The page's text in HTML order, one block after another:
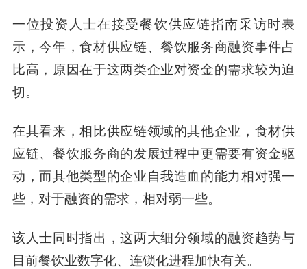
一位投资人士在接受餐饮供应链指南采访时表
示，今年，食材供应链、餐饮服务商融资事件占
比高，原因在于这两类企业对资金的需求较为迫
切。
在其看来，相比供应链领域的其他企业，食材供
应链、餐饮服务商的发展过程中更需要有资金驱
动，而其他类型的企业自我造血的能力相对强一
些，对于融资的需求，相对弱一些。
该人士同时指出，这两大细分领域的融资趋势与
目前餐饮业数字化、连锁化进程加快有关。